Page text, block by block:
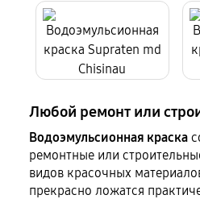
Любой ремонт или
Водоэмульсионная краска
ремонтные или
видов красочных
прекрасно ложатся